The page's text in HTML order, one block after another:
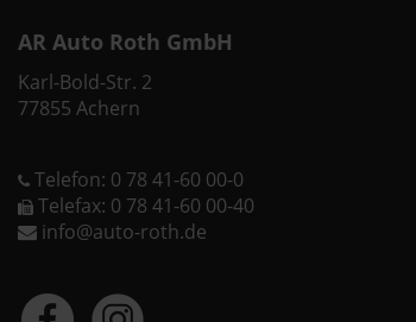
AR Auto Roth GmbH
Karl-Bold-Str. 2
77855 Achern
Telefon: 0 78 41-60 00-0
Telefax: 0 78 41-60 00-40
info@auto-roth.de